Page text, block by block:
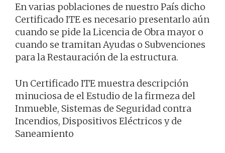
En varias poblaciones de nuestro País dicho
Certificado ITE es necesario presentarlo aún
cuando se pide la Licencia de Obra mayor o
cuando se tramitan Ayudas o Subvenciones
para la Restauración de la estructura.
Un Certificado ITE muestra descripción
minuciosa de el Estudio de la firmeza del
Inmueble, Sistemas de Seguridad contra
Incendios, Dispositivos Eléctricos y de
Saneamiento